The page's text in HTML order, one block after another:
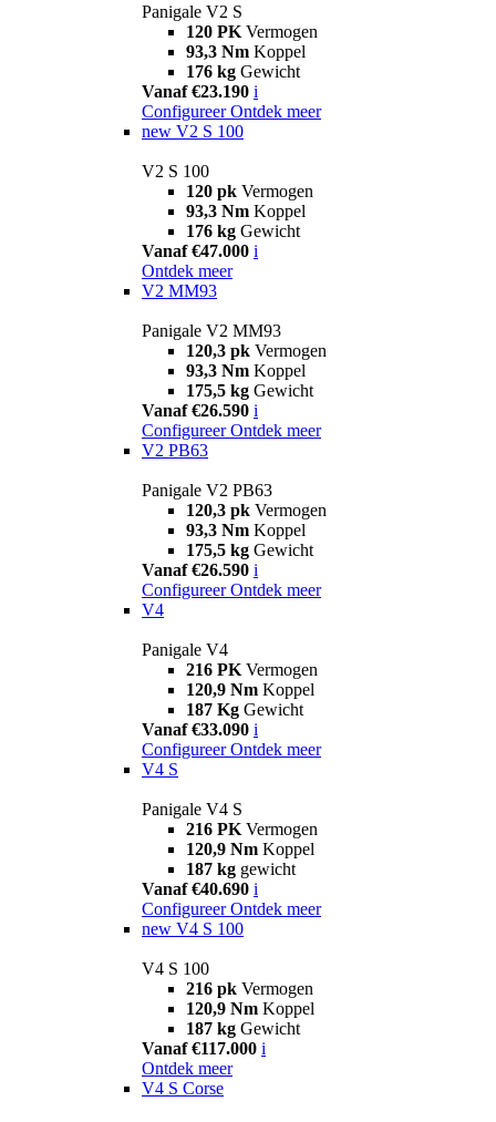
Panigale V2 S
120 PK Vermogen
93,3 Nm Koppel
176 kg Gewicht
Vanaf €23.190 i
Configureer Ontdek meer
new V2 S 100
V2 S 100
120 pk Vermogen
93,3 Nm Koppel
176 kg Gewicht
Vanaf €47.000 i
Ontdek meer
V2 MM93
Panigale V2 MM93
120,3 pk Vermogen
93,3 Nm Koppel
175,5 kg Gewicht
Vanaf €26.590 i
Configureer Ontdek meer
V2 PB63
Panigale V2 PB63
120,3 pk Vermogen
93,3 Nm Koppel
175,5 kg Gewicht
Vanaf €26.590 i
Configureer Ontdek meer
V4
Panigale V4
216 PK Vermogen
120,9 Nm Koppel
187 Kg Gewicht
Vanaf €33.090 i
Configureer Ontdek meer
V4 S
Panigale V4 S
216 PK Vermogen
120,9 Nm Koppel
187 kg gewicht
Vanaf €40.690 i
Configureer Ontdek meer
new V4 S 100
V4 S 100
216 pk Vermogen
120,9 Nm Koppel
187 kg Gewicht
Vanaf €117.000 i
Ontdek meer
V4 S Corse